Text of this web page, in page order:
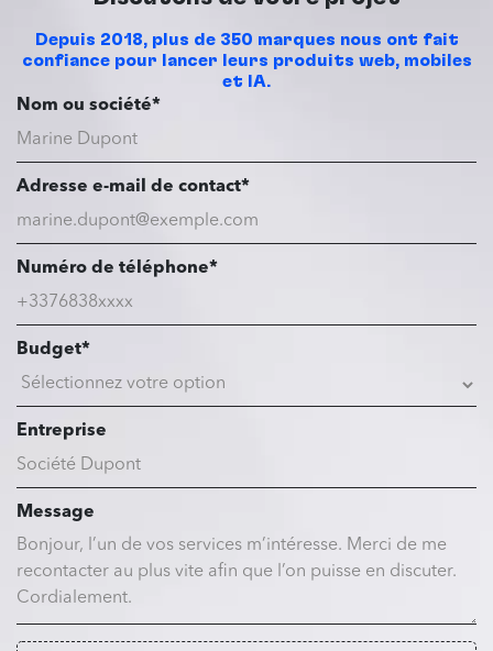
Depuis 2018, plus de 350 marques nous ont fait
confiance pour lancer leurs produits web, mobiles
et IA.
Nom ou société*
Adresse e-mail de contact*
Numéro de téléphone*
Budget*
Entreprise
Message